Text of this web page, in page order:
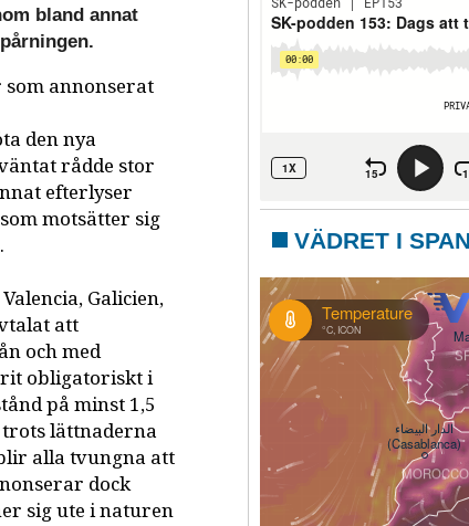
bland annat
som annonserat
den nya
rådde stor
efterlyser
motsätter sig
Galicien,
att
och med
obligatoriskt i
på minst 1,5
lättnaderna
alla tvungna att
dock
sig ute i naturen
VÄDRET I